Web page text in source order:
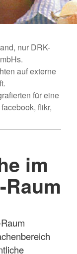
nur DRK-
auf externe
für eine
flikr,
im